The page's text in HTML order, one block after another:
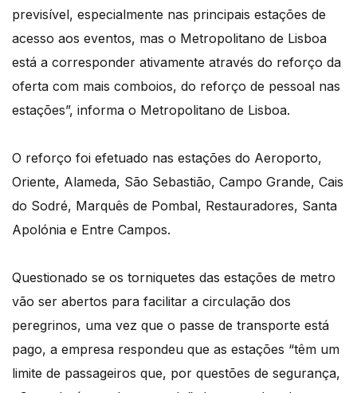
previsível, especialmente nas principais estações de
acesso aos eventos, mas o Metropolitano de Lisboa
está a corresponder ativamente através do reforço da
oferta com mais comboios, do reforço de pessoal nas
estações”, informa o Metropolitano de Lisboa.
O reforço foi efetuado nas estações do Aeroporto,
Oriente, Alameda, São Sebastião, Campo Grande, Cais
do Sodré, Marquês de Pombal, Restauradores, Santa
Apolónia e Entre Campos.
Questionado se os torniquetes das estações de metro
vão ser abertos para facilitar a circulação dos
peregrinos, uma vez que o passe de transporte está
pago, a empresa respondeu que as estações “têm um
limite de passageiros que, por questões de segurança,